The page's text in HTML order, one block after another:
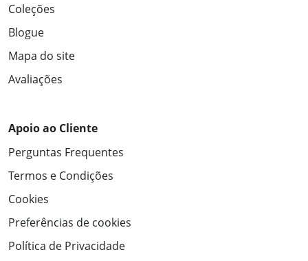
Coleções
Blogue
Mapa do site
Avaliações
Apoio ao Cliente
Perguntas Frequentes
Termos e Condições
Cookies
Preferências de cookies
Política de Privacidade